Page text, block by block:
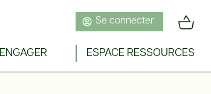
Se connecter
ESPACE RESSOURCES